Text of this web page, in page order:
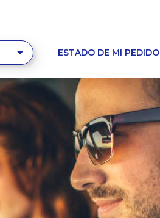
ESTADO DE MI PEDIDO